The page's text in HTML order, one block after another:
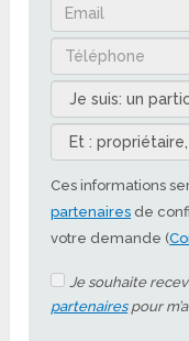
Ces informations
partenaires de
votre demande (
Je souhaite
partenairespour